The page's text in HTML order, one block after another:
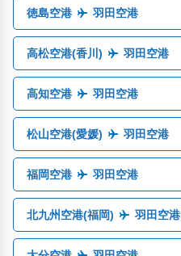
徳島空港 羽田空港
高松空港(香川) 羽田空港
高知空港 羽田空港
松山空港(愛媛) 羽田空港
福岡空港 羽田空港
北九州空港(福岡) 羽田空港